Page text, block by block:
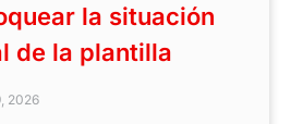
la situación
de la plantilla
2026